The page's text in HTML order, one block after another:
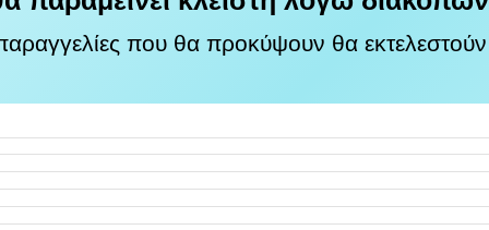
που θα προκύψουν θα